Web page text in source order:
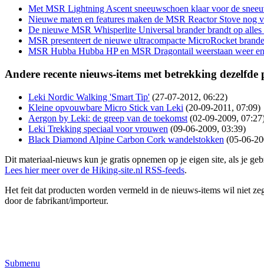
Met MSR Lightning Ascent sneeuwschoen klaar voor de
Nieuwe maten en features maken de MSR Reactor Stove nog
De nieuwe MSR Whisperlite Universal brander brandt op alles
MSR presenteert de nieuwe ultracompacte MicroRocket
MSR Hubba Hubba HP en MSR Dragontail weerstaan weer
Andere recente nieuws-items met betrekking
Leki Nordic Walking 'Smart Tip' (27-07-2012, 06:22)
Kleine opvouwbare Micro Stick van Leki (20-09-2011, 07:09)
Aergon by Leki: de greep van de toekomst (02-09-2009,
Leki Trekking speciaal voor vrouwen (09-06-2009, 03:39)
Black Diamond Alpine Carbon Cork wandelstokken (05-06-
Dit materiaal-nieuws kun je gratis opnemen op je eigen site, als je
Lees hier meer over de Hiking-site.nl RSS-feeds.
Het feit dat producten worden vermeld in de nieuws-items wil niet
door de fabrikant/importeur.
Submenu